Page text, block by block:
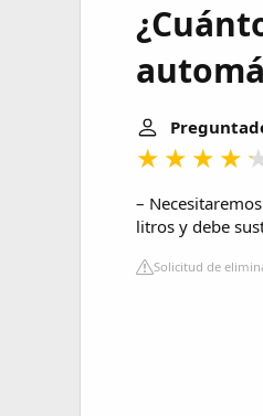
–
litros y debe
Solicitud de